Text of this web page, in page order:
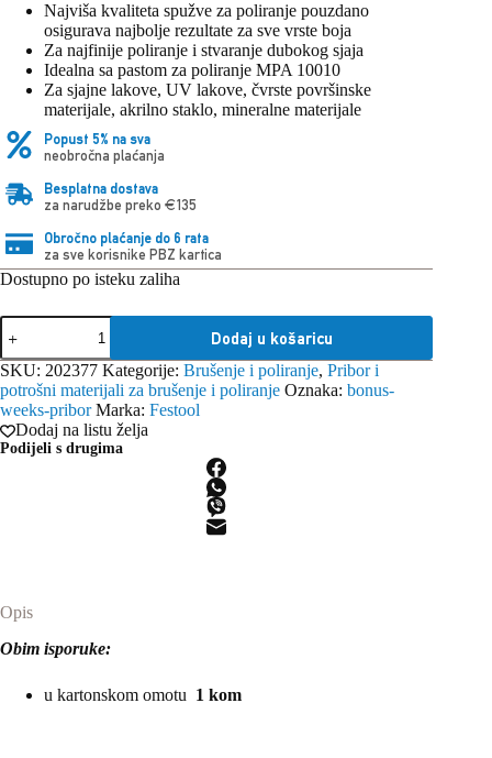
Najviša kvaliteta spužve za poliranje pouzdano
osigurava najbolje rezultate za sve vrste boja
Za najfinije poliranje i stvaranje dubokog sjaja
Idealna sa pastom za poliranje MPA 10010
Za sjajne lakove, UV lakove, čvrste površinske
materijale, akrilno staklo, mineralne materijale
Popust 5% na sva
neobročna plaćanja
Besplatna dostava
za narudžbe preko €135
Obročno plaćanje do 6 rata
za sve korisnike PBZ kartica
Dostupno po isteku zaliha
Festool
spužva
za
poliranje
PS
STF
D150x30
WH/1
Dodaj u košaricu
SKU: 202377 Kategorije: Brušenje i poliranje, Pribor i
potrošni materijali za brušenje i poliranje Oznaka: bonus-
weeks-pribor Marka: Festool
Dodaj na listu želja
Podijeli s drugima
Opis
Obim isporuke:
u kartonskom omotu 1 kom